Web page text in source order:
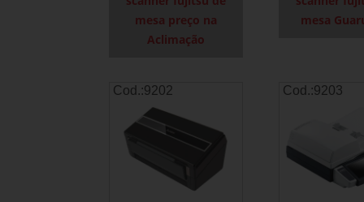
mesa preço na
Aclimação
mesa
Cod.:9202 Cod.:9203